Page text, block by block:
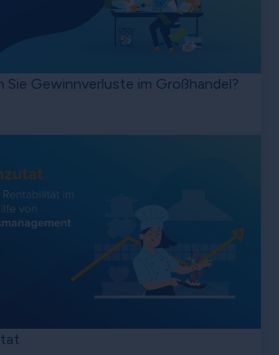
Sie Gewinnverluste im Großhandel?